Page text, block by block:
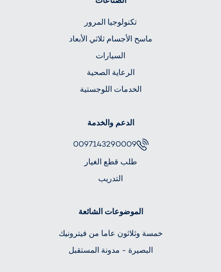
تكنولوجيا المرور
ماسح الأجسام ثلاثي الأبعاد
السيارات
الرعاية الصحية
الخدمات اللوجستية
الدعم والخدمة
0097143290009
طلب قطع الغيار
التدريب
الموضوعات الشائعة
خمسة وثلاثون عاما من فيترونيك
البصيرة - مدونة المستقبل